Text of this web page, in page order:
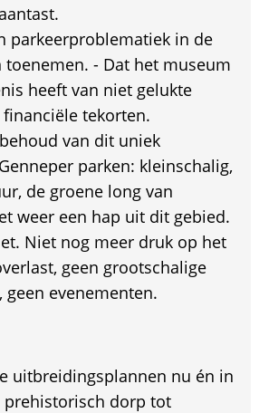
parkeerproblematiek in de
- Dat het museum
heeft van niet gelukte
tekorten.
van dit uniek
parken: kleinschalig,
de groene long van
weer een hap uit dit gebied.
Niet nog meer druk op het
geen grootschalige
geen evenementen.
uitbreidingsplannen nu én in
prehistorisch dorp tot